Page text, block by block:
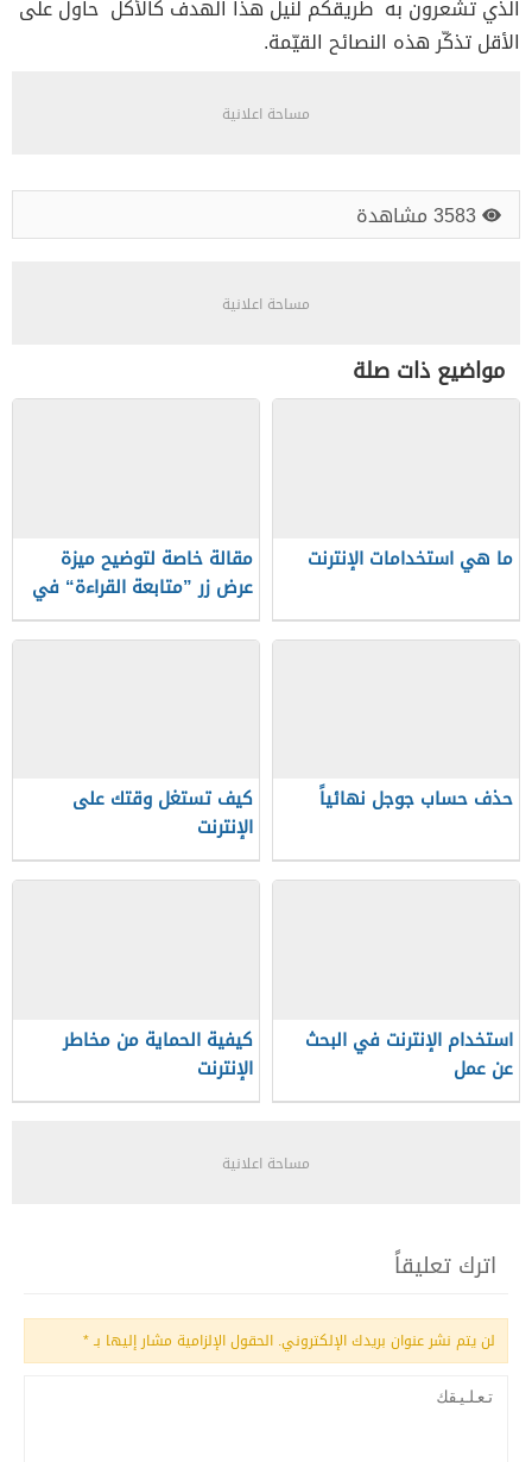
الذي تشعرون به طريقكم لنيل هذا الهدف كالأكل حاول على
الأقل تذكّر هذه النصائح القيّمة.
مساحة اعلانية
3583 مشاهدة
مساحة اعلانية
مواضيع ذات صلة
ما هي استخدامات الإنترنت
مقالة خاصة لتوضيح ميزة
عرض زر ”متابعة القراءة“ في
المقالة
حذف حساب جوجل نهائياً
كيف تستغل وقتك على
الإنترنت
استخدام الإنترنت في البحث
عن عمل
كيفية الحماية من مخاطر
الإنترنت
مساحة اعلانية
اترك تعليقاً
لن يتم نشر عنوان بريدك الإلكتروني. الحقول الإلزامية مشار إليها بـ*